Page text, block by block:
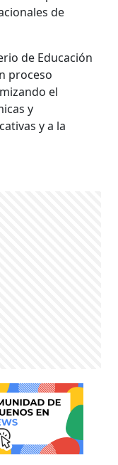
de
de Educación
proceso
el
y
y a la